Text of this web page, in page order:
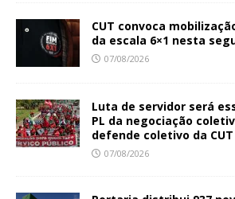
CUT convoca
da escala 6×1 nesta
07/08/2026
Luta de servidor será
PL da negociação
defende coletivo da CUT
07/08/2026